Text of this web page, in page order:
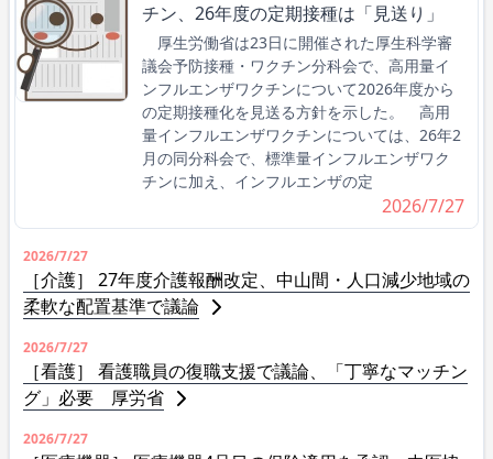
チン、26年度の定期接種は「見送り」
厚生労働省は23日に開催された厚生科学審
議会予防接種・ワクチン分科会で、高用量イ
ンフルエンザワクチンについて2026年度から
の定期接種化を見送る方針を示した。 高用
量インフルエンザワクチンについては、26年2
月の同分科会で、標準量インフルエンザワク
チンに加え、インフルエンザの定
2026/7/27
2026/7/27
［介護］ 27年度介護報酬改定、中山間・人口減少地域の
柔軟な配置基準で議論
2026/7/27
［看護］ 看護職員の復職支援で議論、「丁寧なマッチン
グ」必要 厚労省
2026/7/27